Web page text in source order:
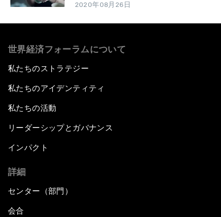
2020年08月26日
世界経済フォーラムについて
私たちのストラテジー
私たちのアイデンティティ
私たちの活動
リーダーシップとガバナンス
インパクト
詳細
センター（部門）
会合